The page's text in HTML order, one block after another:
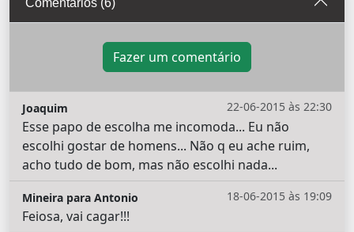
Fazer um comentário
22-06-2015 às 22:30
Joaquim
Esse papo de escolha me incomoda... Eu não
escolhi gostar de homens... Não q eu ache ruim,
acho tudo de bom, mas não escolhi nada...
18-06-2015 às 19:09
Mineira para Antonio
Feiosa, vai cagar!!!